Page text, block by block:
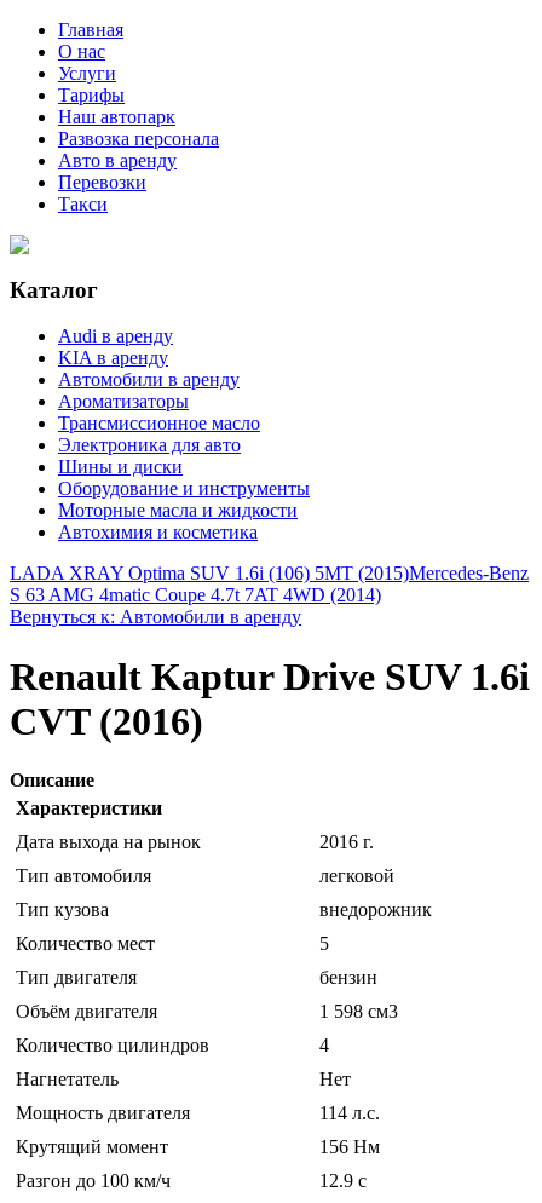
Главная
О нас
Услуги
Тарифы
Наш автопарк
Развозка персонала
Авто в аренду
Перевозки
Такси
Каталог
Audi в аренду
KIA в аренду
Автомобили в аренду
Ароматизаторы
Трансмиссионное масло
Электроника для авто
Шины и диски
Оборудование и инструменты
Моторные масла и жидкости
Автохимия и косметика
LADA XRAY Optima SUV 1.6i (106) 5MT (2015)Mercedes-Benz
S 63 AMG 4matic Coupe 4.7t 7AT 4WD (2014)
Вернуться к: Автомобили в аренду
Renault Kaptur Drive SUV 1.6i
CVT (2016)
Описание
Характеристики
Дата выхода на рынок
2016 г.
Тип автомобиля
легковой
Тип кузова
внедорожник
Количество мест
5
Тип двигателя
бензин
Объём двигателя
1 598 см3
Количество цилиндров
4
Нагнетатель
Нет
Мощность двигателя
114 л.с.
Крутящий момент
156 Нм
Разгон до 100 км/ч
12.9 c